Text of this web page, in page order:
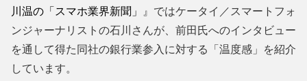
川温の「スマホ業界新聞」
』ではケータイ／スマートフォ
ンジャーナリストの石川さんが、前田氏へのインタビュー
を通して得た同社の銀行業参入に対する「温度感」を紹介
しています。